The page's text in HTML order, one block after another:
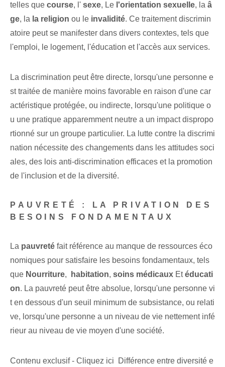
telles que course, l' sexe, Le l'orientation sexuelle, la â
ge, la la religion ou⁣ le invalidité. ⁤Ce traitement discrimin
atoire ⁢peut se manifester dans divers contextes, tels que
l'emploi, ‌le logement, ⁣l'éducation et l'accès aux services.
La discrimination peut être directe, lorsqu'une personne e
st traitée de manière moins favorable en raison d'une car
actéristique protégée, ou indirecte, lorsqu'une politique o
u une pratique apparemment neutre a un impact dispropo
rtionné sur un groupe particulier. La lutte contre la discrimi
nation nécessite des changements dans les attitudes soci
ales, des lois anti-discrimination efficaces et la promotion
de l'inclusion et de la diversité.
PAUVRETÉ : LA PRIVATION DES
BESOINS FONDAMENTAUX
La pauvreté fait référence au manque de ressources éco
nomiques pour satisfaire les besoins fondamentaux, tels
que Nourriture, ⁤ habitation, soins médicaux Etéducati
on. La pauvreté peut être absolue, lorsqu'une personne vi
t en dessous d'un seuil minimum de subsistance, ou relati
ve, lorsqu'une personne a un niveau de vie nettement infé
rieur au niveau de vie moyen d'une société.
Contenu exclusif - Cliquez ici Différence entre diversité e